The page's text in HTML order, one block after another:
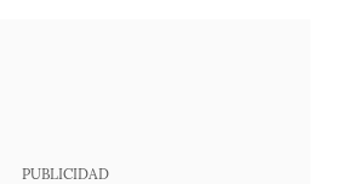
PUBLICIDAD